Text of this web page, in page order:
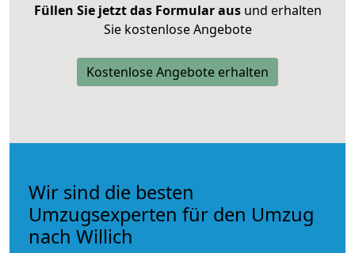
Füllen Sie jetzt das Formular ausund erhalten
Sie kostenlose Angebote
Kostenlose Angebote erhalten
Wir sind die besten
Umzugsexperten für den Umzug
nach Willich